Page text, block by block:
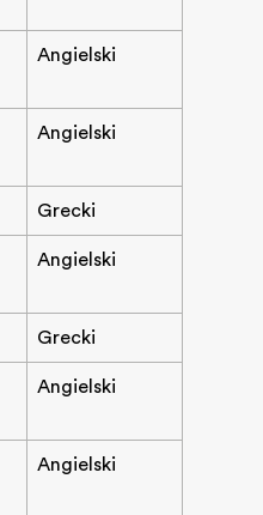
Angielski
Angielski
Grecki
Angielski
Grecki
Angielski
Angielski